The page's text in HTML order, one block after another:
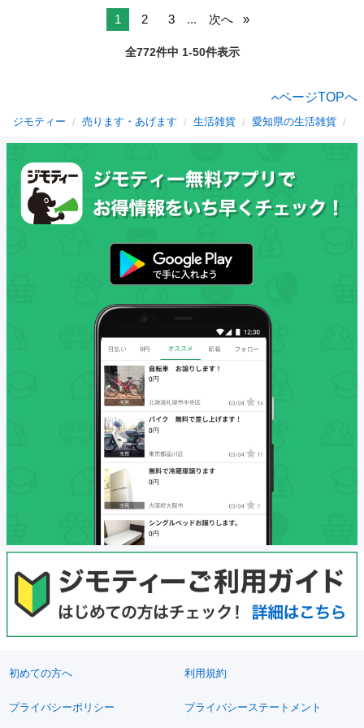
1 2 3 ... 次へ
全772件中 1-50件表示
ページTOPへ
ジモティー 売ります・あげます 生活雑貨 愛知県の生活雑貨
初めての方へ 利用規約
プライバシーポリシー プライバシーステートメント